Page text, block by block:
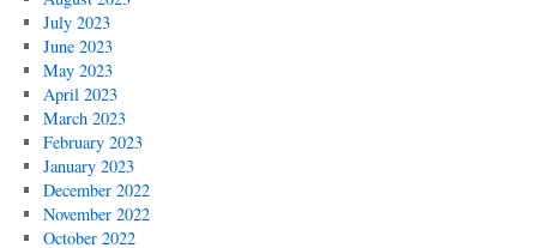
July 2023
June 2023
May 2023
April 2023
March 2023
February 2023
January 2023
December 2022
November 2022
October 2022